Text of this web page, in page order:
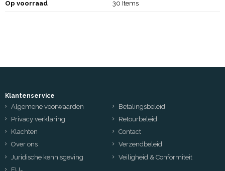
Op voorraad 30 Items
Klantenservice
Algemene voorwaarden
Betalingsbeleid
Privacy verklaring
Retourbeleid
Klachten
Contact
Over ons
Verzendbeleid
Juridische kennisgeving
Veiligheid & Conformiteit